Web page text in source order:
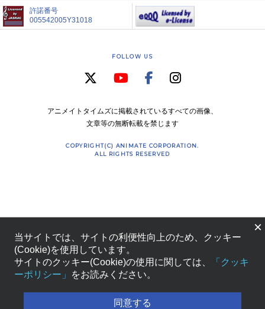
許諾番号
005542005Y31018
FOLLOW US
アニメイトタイムズに掲載されているすべての画像、
文章等の無断転載を禁じます
COPYRIGHT(C) ANIMATE CORPORATION.
ALL RIGHTS RESERVED
×
当サイトでは、サイトの利便性向上のため、クッキー
(Cookie)を使用しています。
サイトのクッキー(Cookie)の使用に関しては、
「クッキ
ーポリシー」
をお読みください。
同意する